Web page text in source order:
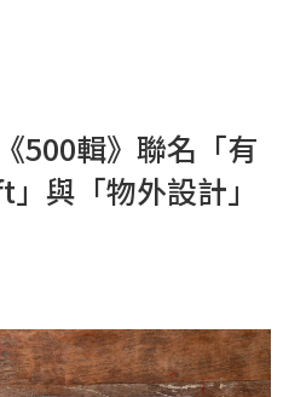
500輯》聯名「有
與「物外設計」